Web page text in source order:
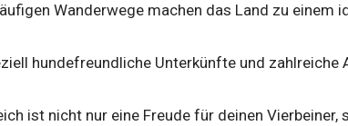
Wanderwege machen das Land zu einem
hundefreundliche Unterkünfte und zahlreiche
ist nicht nur eine Freude für deinen Vierbeiner,